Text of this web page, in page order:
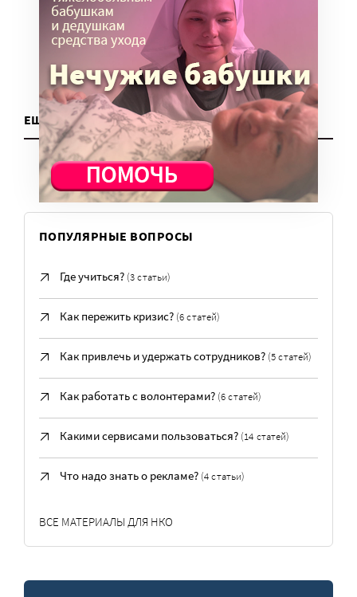
ЕЩЕ ДЛЯ НКО
ПОПУЛЯРНЫЕ ВОПРОСЫ
Где учиться? (3 статьи)
Как пережить кризис? (6 статей)
Как привлечь и удержать сотрудников? (5 статей)
Как работать с волонтерами? (6 статей)
Какими сервисами пользоваться? (14 статей)
Что надо знать о рекламе? (4 статьи)
ВСЕ МАТЕРИАЛЫ ДЛЯ НКО